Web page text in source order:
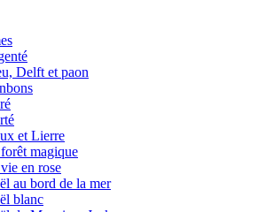
Delft et paon
et Lierre
magique
en rose
au bord de la mer
blanc